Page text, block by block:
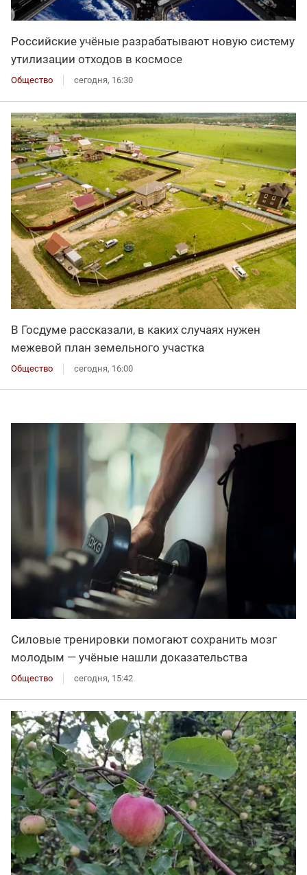
Российские учёные разрабатывают новую систему
утилизации отходов в космосе
Общество сегодня, 16:30
В Госдуме рассказали, в каких случаях нужен
межевой план земельного участка
Общество сегодня, 16:00
Силовые тренировки помогают сохранить мозг
молодым — учёные нашли доказательства
Общество сегодня, 15:42